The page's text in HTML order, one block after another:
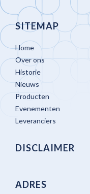
SITEMAP
Home
Over ons
Historie
Nieuws
Producten
Evenementen
Leveranciers
DISCLAIMER
ADRES